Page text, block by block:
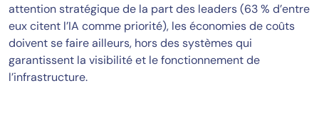
attention stratégique de la part des leaders (63 % d’entre
eux citent l’IA comme priorité), les économies de coûts
doivent se faire ailleurs, hors des systèmes qui
garantissent la visibilité et le fonctionnement de
l’infrastructure.